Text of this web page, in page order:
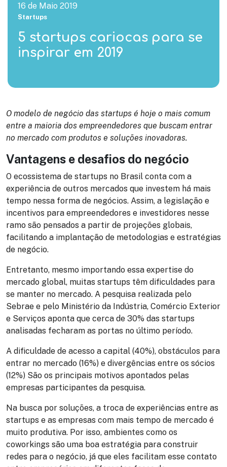
16 de Maio 2019
Startups
5 startups cariocas para se
inspirar em 2019
O modelo de negócio das startups é hoje o mais comum
entre a maioria dos empreendedores que buscam entrar
no mercado com produtos e soluções inovadoras.
Vantagens e desafios do negócio
O ecossistema de startups no Brasil conta com a
experiência de outros mercados que investem há mais
tempo nessa forma de negócios. Assim, a legislação e
incentivos para empreendedores e investidores nesse
ramo são pensados a partir de projeções globais,
facilitando a implantação de metodologias e estratégias
de negócio.
Entretanto, mesmo importando essa expertise do
mercado global, muitas startups têm dificuldades para
se manter no mercado. A pesquisa realizada pelo
Sebrae e pelo Ministério da Indústria, Comércio Exterior
e Serviços aponta que cerca de 30% das startups
analisadas fecharam as portas no último período.
A dificuldade de acesso a capital (40%), obstáculos para
entrar no mercado (16%) e divergências entre os sócios
(12%) São os principais motivos apontados pelas
empresas participantes da pesquisa.
Na busca por soluções, a troca de experiências entre as
startups e as empresas com mais tempo de mercado é
muito produtiva. Por isso, ambientes como os
coworkings são uma boa estratégia para construir
redes para o negócio, já que eles facilitam esse contato